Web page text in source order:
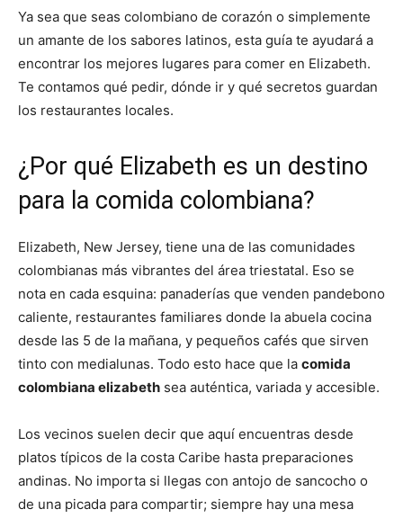
Ya sea que seas colombiano de corazón o simplemente
un amante de los sabores latinos, esta guía te ayudará a
encontrar los mejores lugares para comer en Elizabeth.
Te contamos qué pedir, dónde ir y qué secretos guardan
los restaurantes locales.
¿Por qué Elizabeth es un destino
para la comida colombiana?
Elizabeth, New Jersey, tiene una de las comunidades
colombianas más vibrantes del área triestatal. Eso se
nota en cada esquina: panaderías que venden pandebono
caliente, restaurantes familiares donde la abuela cocina
desde las 5 de la mañana, y pequeños cafés que sirven
tinto con medialunas. Todo esto hace que la comida
colombiana elizabeth sea auténtica, variada y accesible.
Los vecinos suelen decir que aquí encuentras desde
platos típicos de la costa Caribe hasta preparaciones
andinas. No importa si llegas con antojo de sancocho o
de una picada para compartir; siempre hay una mesa